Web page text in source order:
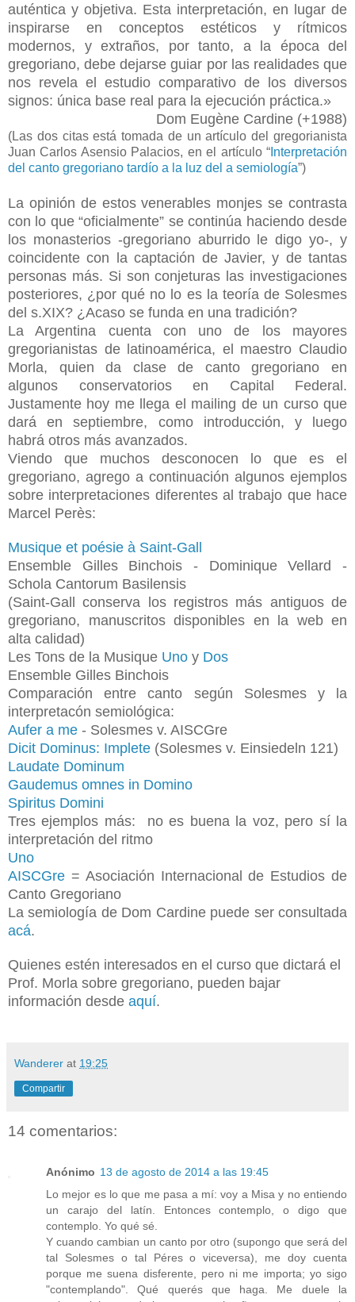
auténtica y objetiva. Esta interpretación, en lugar de
inspirarse en conceptos estéticos y rítmicos
modernos, y extraños, por tanto, a la época del
gregoriano, debe dejarse guiar por las realidades que
nos revela el estudio comparativo de los diversos
signos: única base real para la ejecución práctica.»
Dom Eugène Cardine (+1988)
(Las dos citas está tomada de un artículo del gregorianista
Juan Carlos Asensio Palacios, en el artículo “ Interpretación
del canto gregoriano tardío a la luz del a semiología”)
La opinión de estos venerables monjes se contrasta
con lo que “oficialmente” se continúa haciendo desde
los monasterios -gregoriano aburrido le digo yo-, y
coincidente con la captación de Javier, y de tantas
personas más. Si son conjeturas las investigaciones
posteriores, ¿por qué no lo es la teoría de Solesmes
del s.XIX? ¿Acaso se funda en una tradición?
La Argentina cuenta con uno de los mayores
gregorianistas de latinoamérica, el maestro Claudio
Morla, quien da clase de canto gregoriano en
algunos conservatorios en Capital Federal.
Justamente hoy me llega el mailing de un curso que
dará en septiembre, como introducción, y luego
habrá otros más avanzados.
Viendo que muchos desconocen lo que es el
gregoriano, agrego a continuación algunos ejemplos
sobre interpretaciones diferentes al trabajo que hace
Marcel Perès:
Musique et poésie à Saint-Gall
Ensemble Gilles Binchois - Dominique Vellard -
Schola Cantorum Basilensis
(Saint-Gall conserva los registros más antiguos de
gregoriano, manuscritos disponibles en la web en
alta calidad)
Les Tons de la Musique Uno y Dos
Ensemble Gilles Binchois
Comparación entre canto según Solesmes y la
interpretacón semiológica:
Aufer a me - Solesmes v. AISCGre
Dicit Dominus: Implete (Solesmes v. Einsiedeln 121)
Laudate Dominum
Gaudemus omnes in Domino
Spiritus Domini
Tres ejemplos más: no es buena la voz, pero sí la
interpretación del ritmo
Uno
AISCGre = Asociación Internacional de Estudios de
Canto Gregoriano
La semiología de Dom Cardine puede ser consultada
acá.
Quienes estén interesados en el curso que dictará el
Prof. Morla sobre gregoriano, pueden bajar
información desde aquí.
Wanderer at 19:25
Compartir
14 comentarios:
Anónimo 13 de agosto de 2014 a las 19:45
Lo mejor es lo que me pasa a mí: voy a Misa y no entiendo
un carajo del latín. Entonces contemplo, o digo que
contemplo. Yo qué sé.
Y cuando cambian un canto por otro (supongo que será del
tal Solesmes o tal Péres o viceversa), me doy cuenta
porque me suena disferente, pero ni me importa; yo sigo
"contemplando". Qué querés que haga. Me duele la